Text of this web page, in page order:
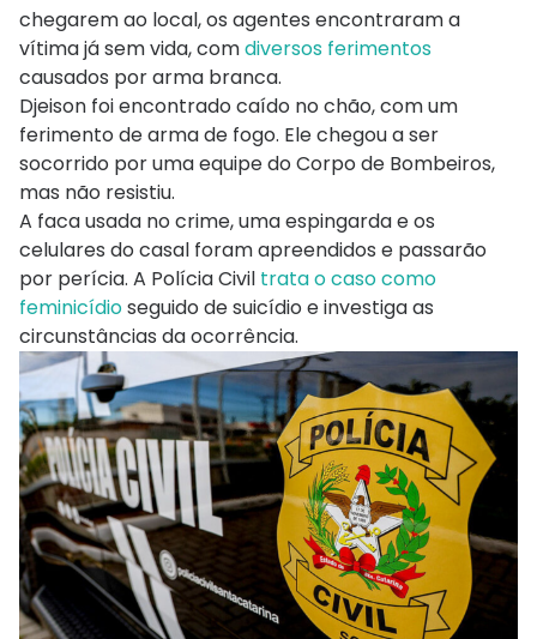
chegarem ao local, os agentes encontraram a
vítima já sem vida, comdiversos ferimentos
causados por arma branca.
Djeison foi encontrado caído no chão, com um
ferimento de arma de fogo. Ele chegou a ser
socorrido por uma equipe do Corpo de Bombeiros,
mas não resistiu.
A faca usada no crime, uma espingarda e os
celulares do casal foram apreendidos e passarão
por perícia. A Polícia Civil trata o caso como
feminicídioseguido de suicídio e investiga as
circunstâncias da ocorrência.